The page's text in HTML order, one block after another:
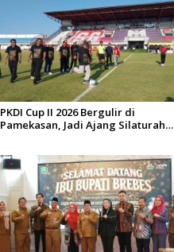
PKDI Cup II 2026 Bergulir di
Pamekasan, Jadi Ajang Silaturahmi